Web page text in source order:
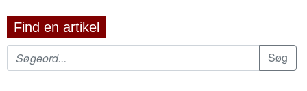
Find en artikel